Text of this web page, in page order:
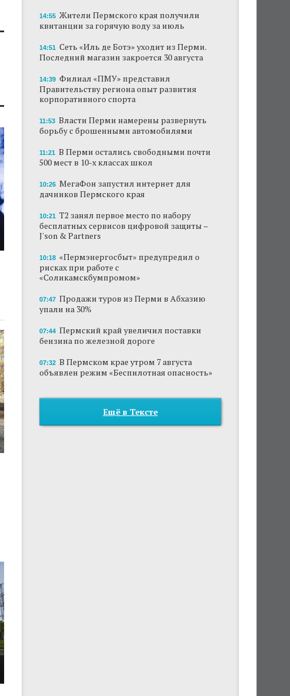
14:55 Жители Пермского края получили
квитанции за горячую воду за июль
14:51 Сеть «Иль де Ботэ» уходит из Перми.
Последний магазин закроется 30 августа
14:39 Филиал «ПМУ» представил
Правительству региона опыт развития
корпоративного спорта
11:53 Власти Перми намерены развернуть
борьбу с брошенными автомобилями
11:21 В Перми остались свободными почти
500 мест в 10-х классах школ
10:26 МегаФон запустил интернет для
дачников Пермского края
10:21 Т2 занял первое место по набору
бесплатных сервисов цифровой защиты –
J'son & Partners
10:18 «Пермэнергосбыт» предупредил о
рисках при работе с
«Соликамскбумпромом»
07:47 Продажи туров из Перми в Абхазию
упали на 30%
07:44 Пермский край увеличил поставки
бензина по железной дороге
07:32 В Пермском крае утром 7 августа
объявлен режим «Беспилотная опасность»
Ещё в Тексте